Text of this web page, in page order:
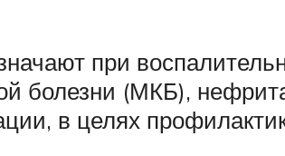
при
болезни (МКБ),
в целях